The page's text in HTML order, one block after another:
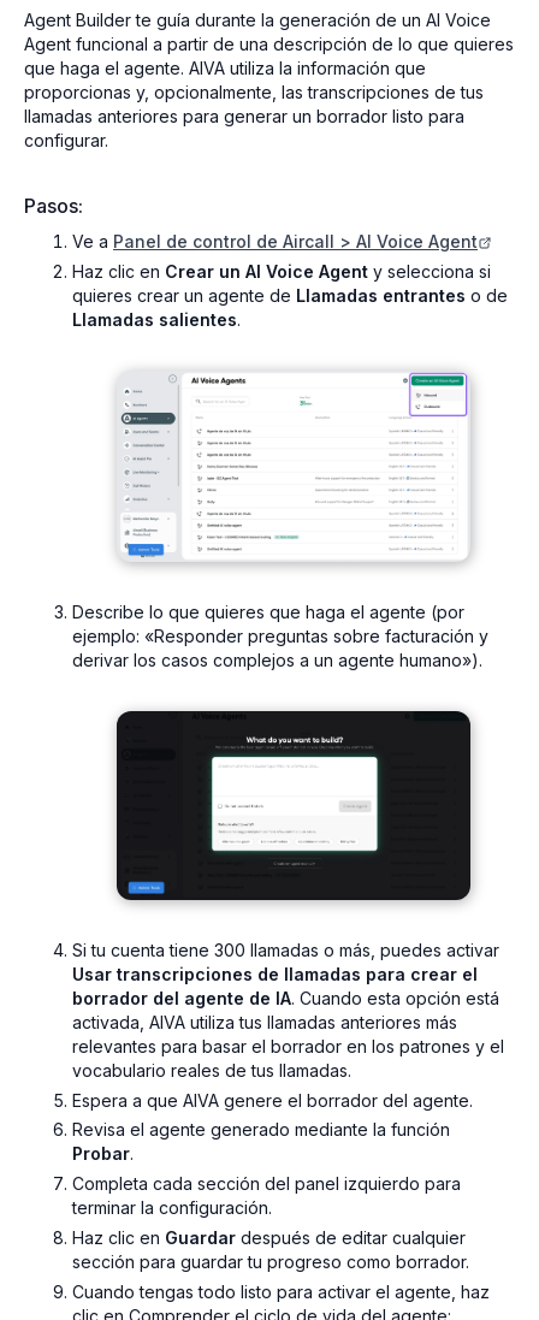
Agent Builder te guía durante la generación de un AI Voice
Agent funcional a partir de una descripción de lo que quieres
que haga el agente. AIVA utiliza la información que
proporcionas y, opcionalmente, las transcripciones de tus
llamadas anteriores para generar un borrador listo para
configurar.
Pasos:
Ve a Panel de control de Aircall > AI Voice Agent
Haz clic en Crear un AI Voice Agent y selecciona si
quieres crear un agente de Llamadas entrantes o de
Llamadas salientes.
Describe lo que quieres que haga el agente (por
ejemplo: «Responder preguntas sobre facturación y
derivar los casos complejos a un agente humano»).
Si tu cuenta tiene 300 llamadas o más, puedes activar
Usar transcripciones de llamadas para crear el
borrador del agente de IA. Cuando esta opción está
activada, AIVA utiliza tus llamadas anteriores más
relevantes para basar el borrador en los patrones y el
vocabulario reales de tus llamadas.
Espera a que AIVA genere el borrador del agente.
Revisa el agente generado mediante la función
Probar.
Completa cada sección del panel izquierdo para
terminar la configuración.
Haz clic en Guardar después de editar cualquier
sección para guardar tu progreso como borrador.
Cuando tengas todo listo para activar el agente, haz
clic en Comprender el ciclo de vida del agente: